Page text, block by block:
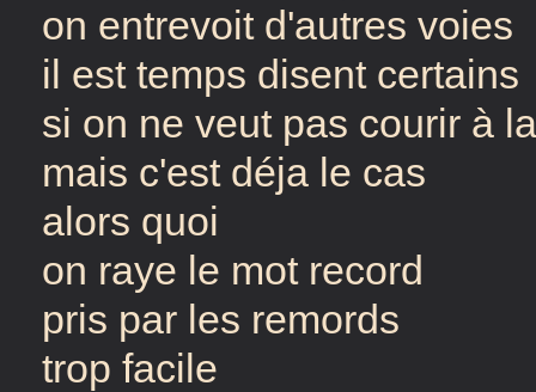
on entrevoit d'autres voies
il est temps disent certains
si on ne veut pas courir à
mais c'est déja le cas
alors quoi
on raye le mot record
pris par les remords
trop facile